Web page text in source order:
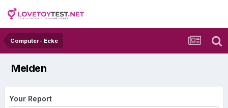
Computer- Ecke
Melden
Your Report